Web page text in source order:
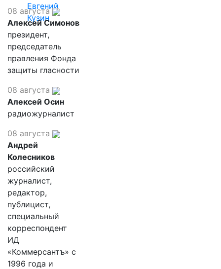
Евгений
Кузин
08 августа
Алексей Симонов
президент,
председатель
правления Фонда
защиты гласности
08 августа
Алексей Осин
радиожурналист
08 августа
Андрей
Колесников
российский
журналист,
редактор,
публицист,
специальный
корреспондент
ИД
«Коммерсантъ» с
1996 года и